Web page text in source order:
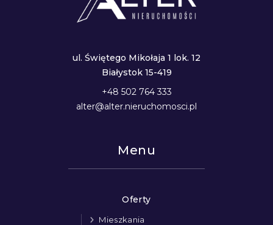
ul. Świętego Mikołaja 1 lok. 12
Białystok 15-419
+48 502 764 333
alter@alter.nieruchomosci.pl
Menu
Oferty
Mieszkania